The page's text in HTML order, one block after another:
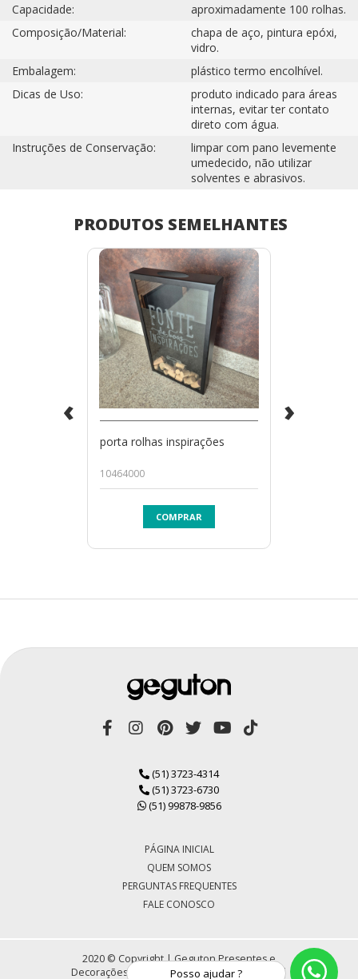
Capacidade:
aproximadamente 100 rolhas.
Composição/Material:
chapa de aço, pintura epóxi,
vidro.
Embalagem:
plástico termo encolhível.
Dicas de Uso:
produto indicado para áreas
internas, evitar ter contato
direto com água.
Instruções de Conservação:
limpar com pano levemente
umedecido, não utilizar
solventes e abrasivos.
PRODUTOS SEMELHANTES
porta rolhas inspirações
10464000
COMPRAR
‹ ›
(51) 3723-4314
(51) 3723-6730
(51) 99878-9856
PÁGINA INICIAL
QUEM SOMOS
PERGUNTAS FREQUENTES
FALE CONOSCO
2020 © Copyright | Geguton Presentes e
Decorações LTDA | CNPJ 72.430.184/0001-30 |
Posso ajudar ?